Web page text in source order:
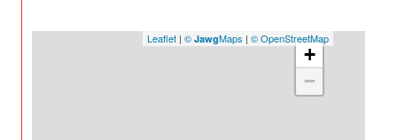
+
−
Leaflet | © JawgMaps | © OpenStreetMap